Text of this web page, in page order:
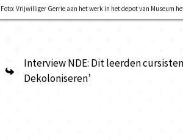
Foto: Vrijwilliger Gerrie aan het werk in het depot van Museum
Interview NDE: Dit leerden
Dekoloniseren’